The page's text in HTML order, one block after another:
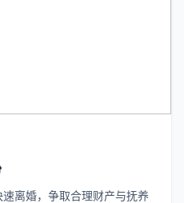
离婚，争取合理财产与抚养